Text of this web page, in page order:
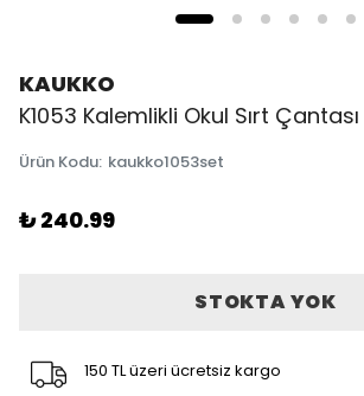
KAUKKO
K1053 Kalemlikli Okul Sırt
Ürün Kodu: kaukko1053set
₺ 240.99
STOKTA YOK
150 TL üzeri ücretsiz kargo